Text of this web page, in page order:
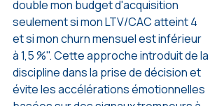
double mon budget d'acquisition
seulement si mon LTV/CAC atteint 4
et si mon churn mensuel est inférieur
à 1,5 %". Cette approche introduit de la
discipline dans la prise de décision et
évite les accélérations émotionnelles